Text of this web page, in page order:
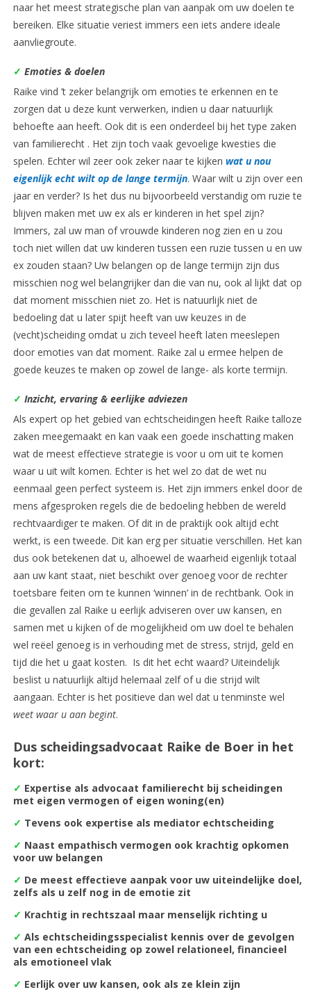
naar het meest strategische plan van aanpak om uw doelen te
bereiken. Elke situatie veriest immers een iets andere ideale
aanvliegroute.
✓ Emoties & doelen
Raike vind ’t zeker belangrijk om emoties te erkennen en te
zorgen dat u deze kunt verwerken, indien u daar natuurlijk
behoefte aan heeft. Ook dit is een onderdeel bij het type zaken
van familierecht . Het zijn toch vaak gevoelige kwesties die
spelen. Echter wil zeer ook zeker naar te kijken wat u nou
eigenlijk echt wilt op de lange termijn. Waar wilt u zijn over een
jaar en verder? Is het dus nu bijvoorbeeld verstandig om ruzie te
blijven maken met uw ex als er kinderen in het spel zijn?
Immers, zal uw man of vrouwde kinderen nog zien en u zou
toch niet willen dat uw kinderen tussen een ruzie tussen u en uw
ex zouden staan? Uw belangen op de lange termijn zijn dus
misschien nog wel belangrijker dan die van nu, ook al lijkt dat op
dat moment misschien niet zo. Het is natuurlijk niet de
bedoeling dat u later spijt heeft van uw keuzes in de
(vecht)scheiding omdat u zich teveel heeft laten meeslepen
door emoties van dat moment. Raike zal u ermee helpen de
goede keuzes te maken op zowel de lange- als korte termijn.
✓ Inzicht, ervaring & eerlijke adviezen
Als expert op het gebied van echtscheidingen heeft Raike talloze
zaken meegemaakt en kan vaak een goede inschatting maken
wat de meest effectieve strategie is voor u om uit te komen
waar u uit wilt komen. Echter is het wel zo dat de wet nu
eenmaal geen perfect systeem is. Het zijn immers enkel door de
mens afgesproken regels die de bedoeling hebben de wereld
rechtvaardiger te maken. Of dit in de praktijk ook altijd echt
werkt, is een tweede. Dit kan erg per situatie verschillen. Het kan
dus ook betekenen dat u, alhoewel de waarheid eigenlijk totaal
aan uw kant staat, niet beschikt over genoeg voor de rechter
toetsbare feiten om te kunnen ‘winnen’ in de rechtbank. Ook in
die gevallen zal Raike u eerlijk adviseren over uw kansen, en
samen met u kijken of de mogelijkheid om uw doel te behalen
wel reëel genoeg is in verhouding met de stress, strijd, geld en
tijd die het u gaat kosten. Is dit het echt waard? Uiteindelijk
beslist u natuurlijk altijd helemaal zelf of u die strijd wilt
aangaan. Echter is het positieve dan wel dat u tenminste wel
weet waar u aan begint.
Dus scheidingsadvocaat Raike de Boer in het
kort:
✓ Expertise als advocaat familierecht bij scheidingen
met eigen vermogen of eigen woning(en)
✓ Tevens ook expertise als mediator echtscheiding
✓ Naast empathisch vermogen ook krachtig opkomen
voor uw belangen
✓ De meest effectieve aanpak voor uw uiteindelijke doel,
zelfs als u zelf nog in de emotie zit
✓ Krachtig in rechtszaal maar menselijk richting u
✓ Als echtscheidingsspecialist kennis over de gevolgen
van een echtscheiding op zowel relationeel, financieel
als emotioneel vlak
✓ Eerlijk over uw kansen, ook als ze klein zijn